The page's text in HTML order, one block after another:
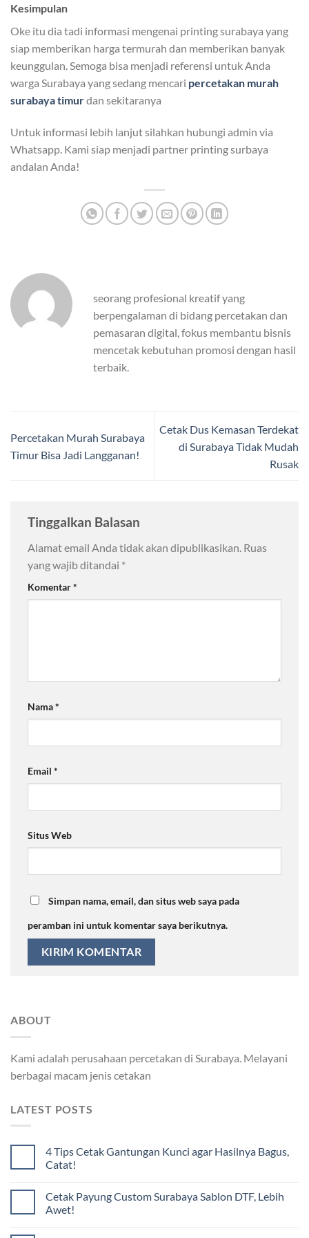
Kesimpulan
Oke itu dia tadi informasi mengenai printing surabaya yang
siap memberikan harga termurah dan memberikan banyak
keunggulan. Semoga bisa menjadi referensi untuk Anda
warga Surabaya yang sedang mencari percetakan murah
surabaya timurdan sekitaranya
Untuk informasi lebih lanjut silahkan hubungi admin via
Whatsapp. Kami siap menjadi partner printing surbaya
andalan Anda!
seorang profesional kreatif yang
berpengalaman di bidang percetakan dan
pemasaran digital, fokus membantu bisnis
mencetak kebutuhan promosi dengan hasil
terbaik.
Percetakan Murah Surabaya
Timur Bisa Jadi Langganan!
Cetak Dus Kemasan Terdekat
di Surabaya Tidak Mudah
Rusak
Tinggalkan Balasan
Alamat email Anda tidak akan dipublikasikan. Ruas
yang wajib ditandai *
Komentar*
Nama*
Email *
Situs Web
Simpan nama, email, dan situs web saya pada
peramban ini untuk komentar saya berikutnya.
ABOUT
Kami adalah perusahaan percetakan di Surabaya. Melayani
berbagai macam jenis cetakan
LATEST POSTS
4 Tips Cetak Gantungan Kunci agar Hasilnya Bagus,
Catat!
Cetak Payung Custom Surabaya Sablon DTF, Lebih
Awet!